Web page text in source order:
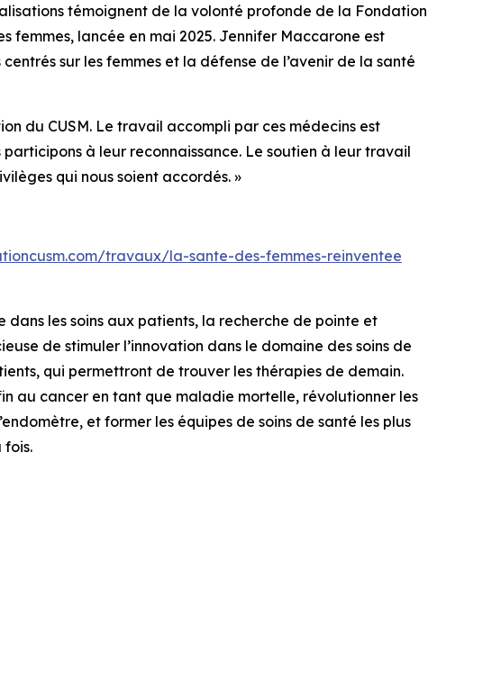
témoignent de la volonté profonde de la Fondation
femmes, lancée en mai 2025. Jennifer Maccarone est
sur les femmes et la défense de l’avenir de la santé
du CUSM. Le travail accompli par ces médecins est
à leur reconnaissance. Le soutien à leur travail
qui nous soient accordés. »
travaux/la-sante-des-femmes-reinventee
dans les soins aux patients, la recherche de pointe et
de stimuler l’innovation dans le domaine des soins de
qui permettront de trouver les thérapies de demain.
au cancer en tant que maladie mortelle, révolutionner les
et former les équipes de soins de santé les plus
fois.